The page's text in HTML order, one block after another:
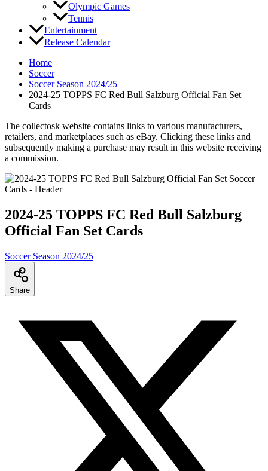
Olympic Games
Tennis
Entertainment
Release Calendar
Home
Soccer
Soccer Season 2024/25
2024-25 TOPPS FC Red Bull Salzburg Official Fan Set
Cards
The collectosk website contains links to various manufacturers,
retailers, and marketplaces such as eBay. Clicking these links and
subsequently making a purchase may result in this website receiving
a commission.
2024-25 TOPPS FC Red Bull Salzburg
Official Fan Set Cards
Soccer Season 2024/25
Share